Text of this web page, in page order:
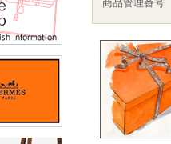
商品管理番号